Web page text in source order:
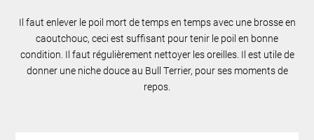
Il faut enlever le poil mort de temps en temps avec une brosse en
caoutchouc, ceci est suffisant pour tenir le poil en bonne
condition. Il faut régulièrement nettoyer les oreilles. Il est utile de
donner une niche douce au Bull Terrier, pour ses moments de
repos.